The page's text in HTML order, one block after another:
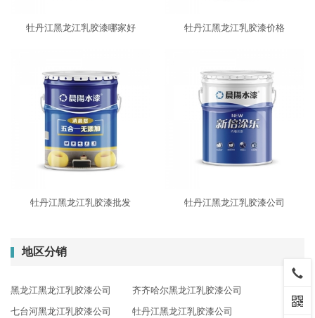
牡丹江黑龙江乳胶漆哪家好 牡丹江黑龙江乳胶漆价格
牡丹江黑龙江乳胶漆批发 牡丹江黑龙江乳胶漆公司
地区分销
黑龙江黑龙江乳胶漆公司
齐齐哈尔黑龙江乳胶漆公司
七台河黑龙江乳胶漆公司
牡丹江黑龙江乳胶漆公司